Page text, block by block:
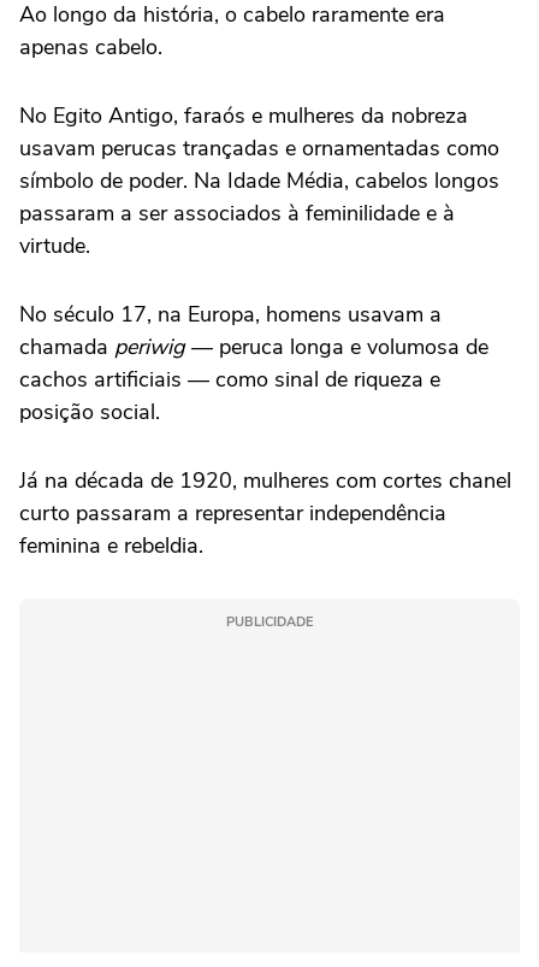
Ao longo da história, o cabelo raramente era
apenas cabelo.
No Egito Antigo, faraós e mulheres da nobreza
usavam perucas trançadas e ornamentadas como
símbolo de poder. Na Idade Média, cabelos longos
passaram a ser associados à feminilidade e à
virtude.
No século 17, na Europa, homens usavam a
chamada periwig— peruca longa e volumosa de
cachos artificiais — como sinal de riqueza e
posição social.
Já na década de 1920, mulheres com cortes chanel
curto passaram a representar independência
feminina e rebeldia.
PUBLICIDADE